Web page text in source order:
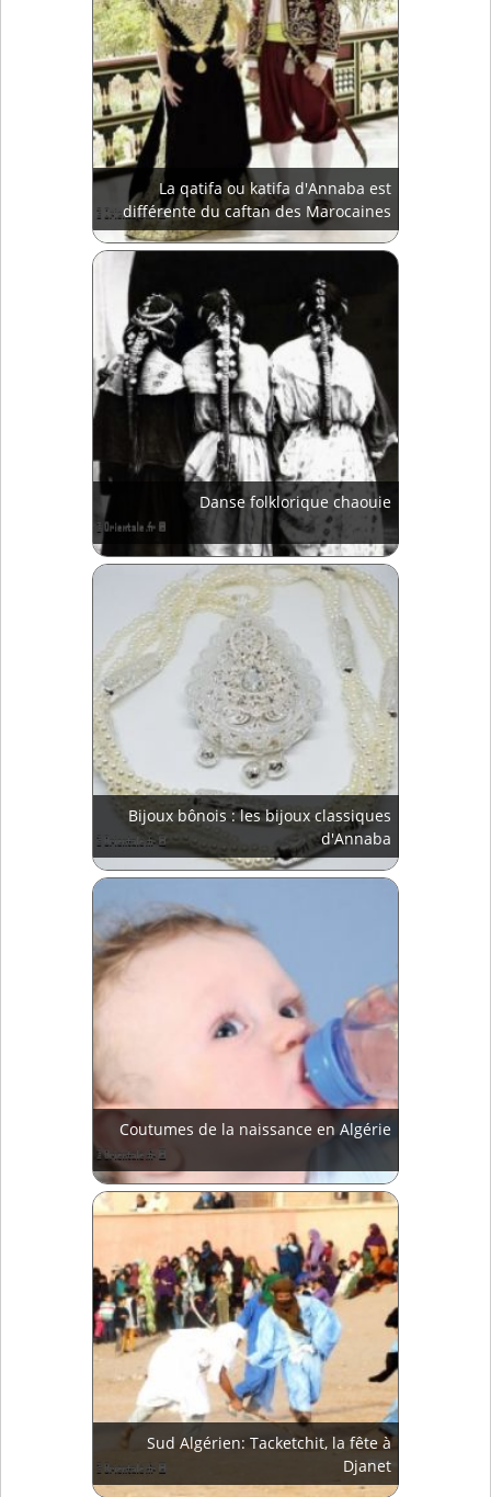
La qatifa ou katifa d'Annaba est
différente du caftan des Marocaines
Danse folklorique chaouie
Bijoux bônois : les bijoux classiques
d'Annaba
Coutumes de la naissance en Algérie
Sud Algérien: Tacketchit, la fête à
Djanet